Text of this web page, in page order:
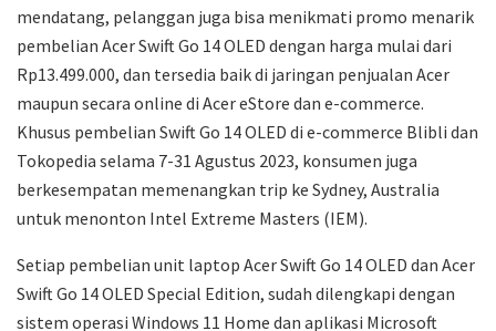
mendatang, pelanggan juga bisa menikmati promo menarik
pembelian Acer Swift Go 14 OLED dengan harga mulai dari
Rp13.499.000, dan tersedia baik di jaringan penjualan Acer
maupun secara online di Acer eStore dan e-commerce.
Khusus pembelian Swift Go 14 OLED di e-commerce Blibli dan
Tokopedia selama 7-31 Agustus 2023, konsumen juga
berkesempatan memenangkan trip ke Sydney, Australia
untuk menonton Intel Extreme Masters (IEM).
Setiap pembelian unit laptop Acer Swift Go 14 OLED dan Acer
Swift Go 14 OLED Special Edition, sudah dilengkapi dengan
sistem operasi Windows 11 Home dan aplikasi Microsoft